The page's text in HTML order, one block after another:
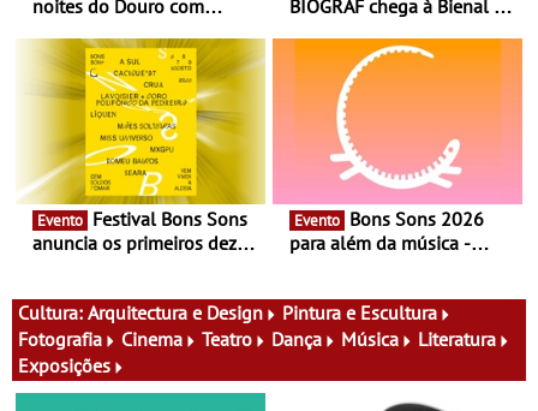
noites do Douro com
vinho, gastronomia e
música
BIOGRAF chega à Bienal de
Documentário, ensaio
fílmico e práticas artísticas
Evento
anuncia os primeiros dez
Evento
para além da música -
atividades para toda a
família e muito mais
Cultura: Arquitectura e Design
Pintura e Escultura
Fotografia
Cinema Teatro Dança Música
Literatura
Exposições